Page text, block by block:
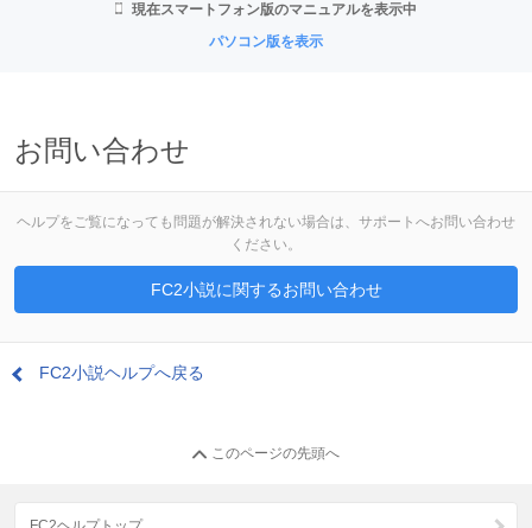
現在スマートフォン版のマニュアルを表示中
パソコン版を表示
お問い合わせ
ヘルプをご覧になっても問題が解決されない場合は、サポートへお問い合わせ
ください。
FC2小説に関するお問い合わせ
FC2小説ヘルプへ戻る
このページの先頭へ